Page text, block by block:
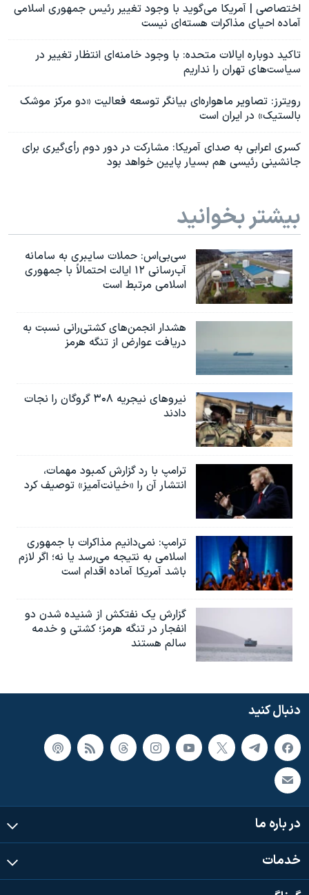
اختصاصی | آمریکا می‌گوید با وجود تغییر رئیس جمهوری اسلامی
آماده احیای مذاکرات هسته‌ای نیست
تاکید دوباره ایالات متحده: با وجود خامنه‌ای انتظار تغییر در
سیاست‌های تهران را نداریم
رویترز: تصاویر ماهواره‌ای بیانگر توسعه فعالیت «دو مرکز موشک‌
بالستیک» در ایران است
کسری اعرابی به صدای آمریکا: مشارکت در دور دوم رأی‌گیری‌ برای
جانشینی رئیسی هم بسیار پایین خواهد بود
بیشتر بخوانید
سی‌بی‌اس: حملات سایبری به سامانه
آب‌رسانی ۱۲ ایالت احتمالاً با جمهوری
اسلامی مرتبط است
هشدار انجمن‌های کشتی‌رانی نسبت به
دریافت عوارض از تنگه هرمز
نیروهای نیجریه‌ ۳۰۸ گروگان را نجات
دادند
ترامپ با رد گزارش کمبود مهمات،
انتشار آن را «خیانت‌آمیز» توصیف کرد
ترامپ: نمی‌دانیم مذاکرات با جمهوری
اسلامی به نتیجه می‌رسد یا نه؛ اگر لازم
باشد آمریکا آماده اقدام است
گزارش یک نفتکش از شنیده شدن دو
انفجار در تنگه هرمز؛ کشتی و خدمه
سالم هستند
دنبال کنید
در باره ما
خدمات